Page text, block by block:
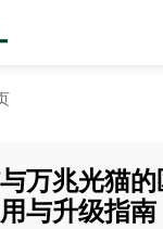
万兆光猫的
与升级指南